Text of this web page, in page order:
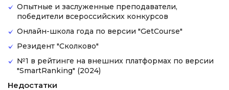
Опытные и заслуженные преподаватели,
победители всероссийских конкурсов
Онлайн-школа года по версии "GetCourse"
Резидент "Сколково"
№1 в рейтинге на внешних платформах по версии
"SmartRanking" (2024)
Недостатки